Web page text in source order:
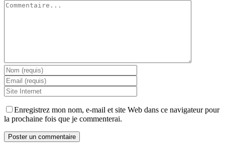
Enregistrez mon nom, e-mail et site Web dans ce navigateur pour
la prochaine fois que je commenterai.